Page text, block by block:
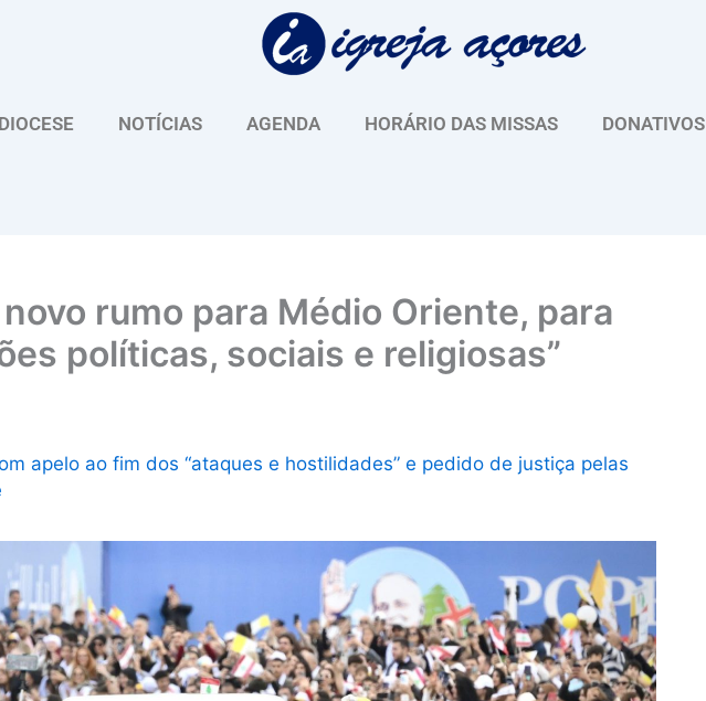
DIOCESE NOTÍCIAS AGENDA HORÁRIO DAS MISSAS DONATIVOS
rumo para Médio Oriente, para
políticas, sociais e religiosas”
apelo ao fim dos “ataques e hostilidades” e pedido de justiça pelas